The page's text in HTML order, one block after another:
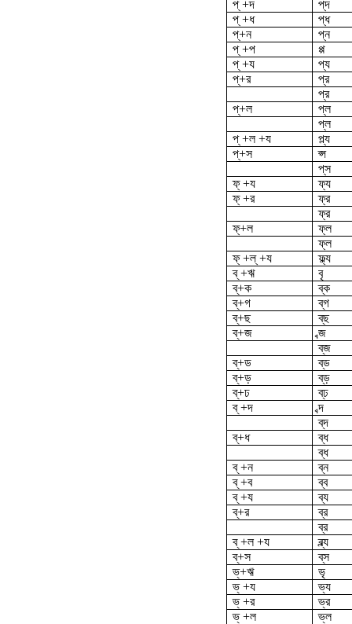
প্ +দ
প্‌দ
প্ +ধ
প্‌ধ
প্‌+ন
প্ন
প্ +প
প্প
প্ +য
প্য
প্‌+র
প্র
প্‌র
প্‌+ল
প্ল
প্‌ল
প্ +ল +য
প্ল্য
প্‌+স
প্স
প্‌স
ফ্ +য
ফ্য
ফ্ +র
ফ্র
ফ্‌র
ফ্‌+ল
ফ্ল
ফ্‌ল
ফ্ +ল্ +য
ফ্ল্য
ব্ +ঋ
বৃ
ব্‌+ক
ব্‌ক
ব্‌+গ
ব্‌গ
ব্‌+ছ
ব্‌ছ
ব্‌+জ
ব্জ
ব্‌জ
ব্‌+ড
ব্‌ড
ব্‌+ড়
ব্‌ড়
ব্‌+ঢ
ব্‌ঢ
ব্ +দ
ব্দ
ব্‌দ
ব্‌+ধ
ব্ধ
ব্‌ধ
ব্ +ন
ব্‌ন
ব্ +ব
ব্ব
ব্ +য
ব্য
ব্‌+র
ব্র
ব্‌র
ব্ +ল +য
ব্ল্য
ব্‌+স
ব্‌স
ভ্‌+ঋ
ভৃ
ভ্ +য
ভ্য
ভ্ +র
ভ্র
ভ্ +ল
ভ্ল